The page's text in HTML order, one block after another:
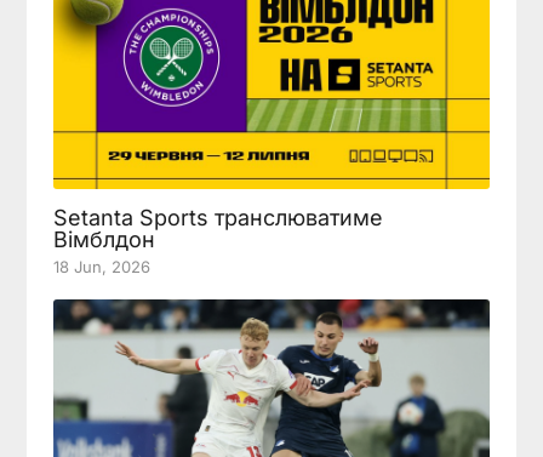
Setanta Sports транслюватиме
Вімблдон
18 Jun, 2026